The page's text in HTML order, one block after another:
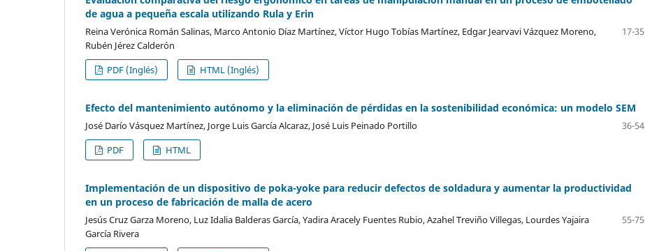
de agua a pequeña escala utilizando Rula y Erin
Reina Verónica Román Salinas, Marco Antonio Díaz Martínez, Víctor Hugo Tobías Martínez, Edgar Jearvavi Vázquez Moreno,
Rubén Jérez Calderón
17-35
PDF (Inglés) HTML (Inglés)
Efecto del mantenimiento autónomo y la eliminación de pérdidas en la sostenibilidad económica: un modelo SEM
José Darío Vásquez Martínez, Jorge Luis García Alcaraz, José Luis Peinado Portillo
36-54
PDF
HTML
Implementación de un dispositivo de poka-yoke para reducir defectos de soldadura y aumentar la productividad
en un proceso de fabricación de malla de acero
Jesús Cruz Garza Moreno, Luz Idalia Balderas García, Yadira Aracely Fuentes Rubio, Azahel Treviño Villegas, Lourdes Yajaira
García Rivera
55-75